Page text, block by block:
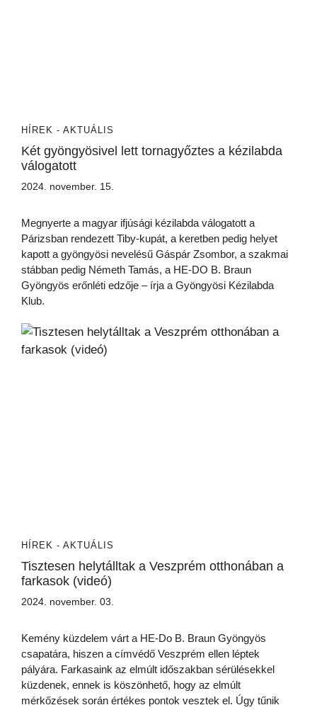
HÍREK - AKTUÁLIS
Két gyöngyösivel lett tornagyőztes a kézilabda
válogatott
2024. november. 15.
Megnyerte a magyar ifjúsági kézilabda válogatott a
Párizsban rendezett Tiby-kupát, a keretben pedig helyet
kapott a gyöngyösi nevelésű Gáspár Zsombor, a szakmai
stábban pedig Németh Tamás, a HE-DO B. Braun
Gyöngyös erőnléti edzője – írja a Gyöngyösi Kézilabda
Klub.
HÍREK - AKTUÁLIS
Tisztesen helytálltak a Veszprém otthonában a
farkasok (videó)
2024. november. 03.
Kemény küzdelem várt a HE-Do B. Braun Gyöngyös
csapatára, hiszen a címvédő Veszprém ellen léptek
pályára. Farkasaink az elmúlt időszakban sérülésekkel
küzdenek, ennek is köszönhető, hogy az elmúlt
mérkőzések során értékes pontok vesztek el. Úgy tűnik